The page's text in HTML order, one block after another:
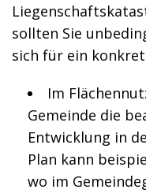
sollten Sie
sich für ein
Im
Gemeinde die
Entwicklung in
Plan kann
wo im